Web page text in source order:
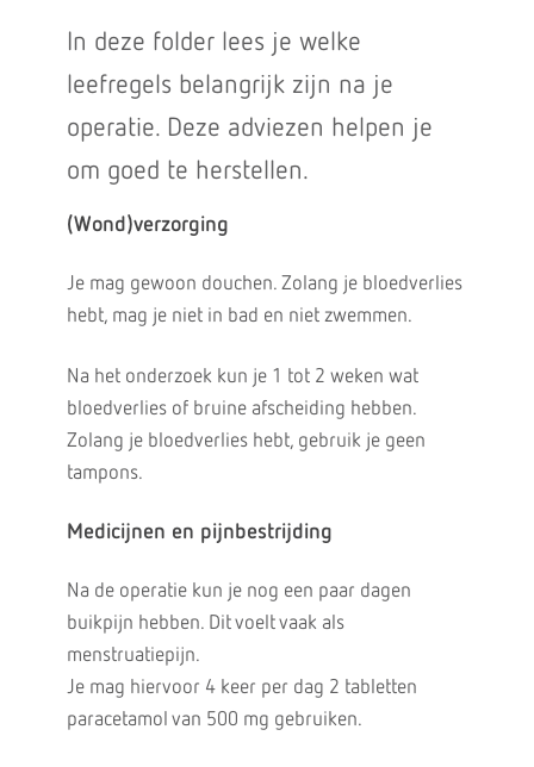
In deze folder lees je welke
leefregels belangrijk zijn na je
operatie. Deze adviezen helpen je
om goed te herstellen.
(Wond)verzorging
Je mag gewoon douchen. Zolang je bloedverlies
hebt, mag je niet in bad en niet zwemmen.
Na het onderzoek kun je 1 tot 2 weken wat
bloedverlies of bruine afscheiding hebben.
Zolang je bloedverlies hebt, gebruik je geen
tampons.
Medicijnen en pijnbestrijding
Na de operatie kun je nog een paar dagen
buikpijn hebben. Dit voelt vaak als
menstruatiepijn.
Je mag hiervoor 4 keer per dag 2 tabletten
paracetamol van 500 mg gebruiken.